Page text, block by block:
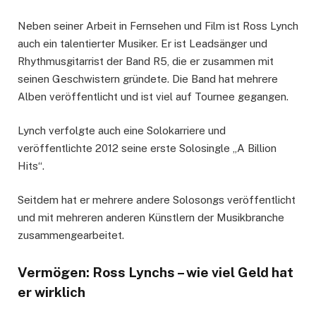
Neben seiner Arbeit in Fernsehen und Film ist Ross Lynch
auch ein talentierter Musiker. Er ist Leadsänger und
Rhythmusgitarrist der Band R5, die er zusammen mit
seinen Geschwistern gründete. Die Band hat mehrere
Alben veröffentlicht und ist viel auf Tournee gegangen.
Lynch verfolgte auch eine Solokarriere und
veröffentlichte 2012 seine erste Solosingle „A Billion
Hits“.
Seitdem hat er mehrere andere Solosongs veröffentlicht
und mit mehreren anderen Künstlern der Musikbranche
zusammengearbeitet.
Vermögen: Ross Lynchs – wie viel Geld hat
er wirklich